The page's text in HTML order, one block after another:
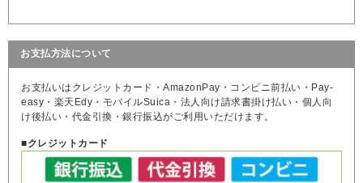
お支払方法について
お支払いはクレジットカード・AmazonPay・コンビニ前払い・Pay-
easy・楽天Edy・モバイルSuica・法人向け請求書掛け払い・個人向
け後払い・代金引換・銀行振込がご利用いただけます。
■クレジットカード